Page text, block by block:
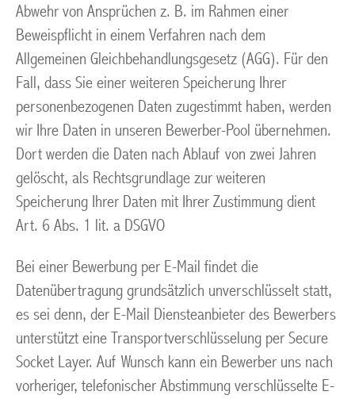
Abwehr von Ansprüchen z. B. im Rahmen einer
Beweispflicht in einem Verfahren nach dem
Allgemeinen Gleichbehandlungsgesetz (AGG). Für den
Fall, dass Sie einer weiteren Speicherung Ihrer
personenbezogenen Daten zugestimmt haben, werden
wir Ihre Daten in unseren Bewerber-Pool übernehmen.
Dort werden die Daten nach Ablauf von zwei Jahren
gelöscht, als Rechtsgrundlage zur weiteren
Speicherung Ihrer Daten mit Ihrer Zustimmung dient
Art. 6 Abs. 1 lit. a DSGVO
Bei einer Bewerbung per E-Mail findet die
Datenübertragung grundsätzlich unverschlüsselt statt,
es sei denn, der E-Mail Diensteanbieter des Bewerbers
unterstützt eine Transportverschlüsselung per Secure
Socket Layer. Auf Wunsch kann ein Bewerber uns nach
vorheriger, telefonischer Abstimmung verschlüsselte E-